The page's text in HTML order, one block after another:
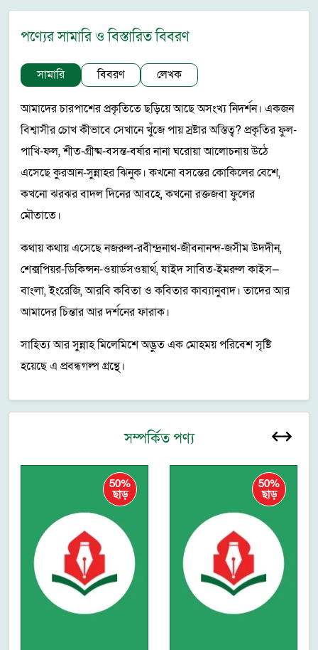
পণ্যের সামারি ও বিস্তারিত বিবরণ
সামারি বিবরণ লেখক
আমাদের চারপাশের প্রকৃতিতে ছড়িয়ে আছে অসংখ্য নিদর্শন। একজন
বিশ্বাসীর চোখ কীভাবে সেখানে খুঁজে পায় স্রষ্টার অস্তিত্ব? প্রকৃতির ফুল-
পাখি-ফল, শীত-গ্রীষ্ম-বসন্ত-বর্ষার নানা ঘরোয়া আলোচনায় উঠে
এসেছে কুরআন-সুন্নাহর ঝিনুক। কখনো বসন্তের কোকিলের বেশে,
কখনো ঝরঝর বাদল দিনের আবহে, কখনো রক্তজবা ফুলের
মৌতাতে।
কথায় কথায় এসেছে নজরুল-রবীন্দ্রনাথ-জীবনানন্দ-জসীম উদদীন,
শেক্সপিয়র-ডিকিন্সন-ওয়ার্ডসওয়ার্থ, যাইদ সাবিত-ইমরুল কাইস—
বাংলা, ইংরেজি, আরবি কবিতা ও কবিতার কাব্যানুবাদ। তাদের আর
আমাদের চিন্তার আর দর্শনের ফারাক।
সাহিত্য আর সুন্নাহ মিলেমিশে অদ্ভুত এক মোহময় পরিবেশ সৃষ্টি
হয়েছে এ প্রবন্ধগল্প গ্রন্থে।
সম্পর্কিত পণ্য
50%
ছাড়
50%
ছাড়